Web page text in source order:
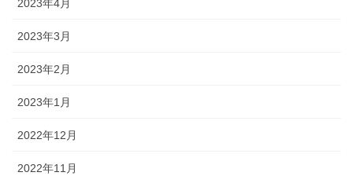
2023年4月
2023年3月
2023年2月
2023年1月
2022年12月
2022年11月